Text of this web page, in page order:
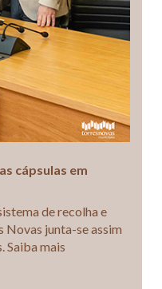
cápsulas em
de recolha e
Novas junta-se assim
Saiba mais